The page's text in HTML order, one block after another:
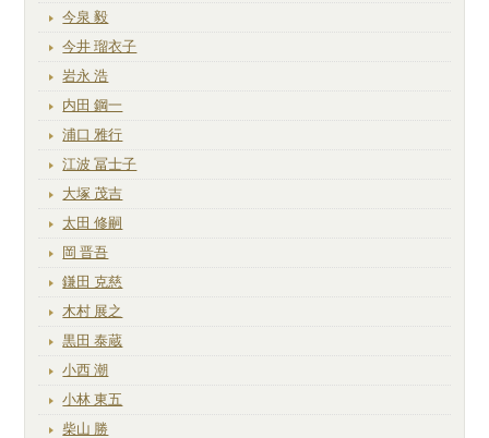
今泉 毅
今井 瑠衣子
岩永 浩
内田 鋼一
浦口 雅行
江波 冨士子
大塚 茂吉
太田 修嗣
岡 晋吾
鎌田 克慈
木村 展之
黒田 泰蔵
小西 潮
小林 東五
柴山 勝